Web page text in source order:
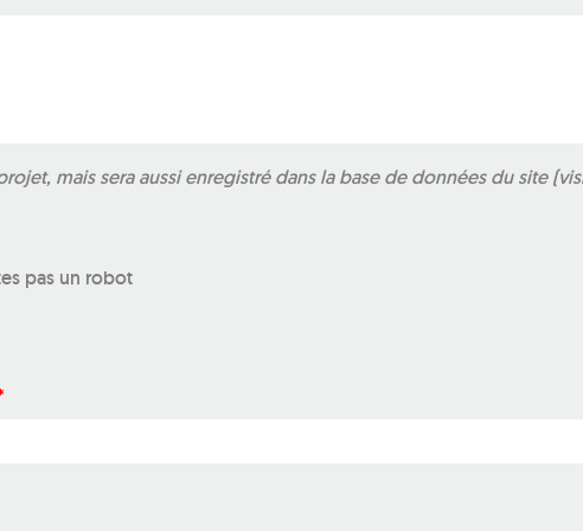
mais sera aussi enregistré dans la base de données du site
pas un robot